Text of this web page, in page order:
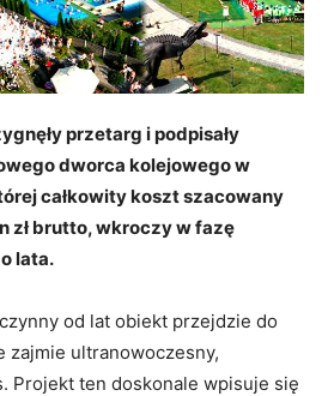
przetarg i podpisały
dworca kolejowego w
całkowity koszt szacowany
zł brutto, wkroczy w fazę
lata.
od lat obiekt przejdzie do
zajmie ultranowoczesny,
Projekt ten doskonale wpisuje się